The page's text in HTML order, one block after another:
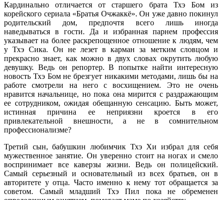
Кардинально отличается от старшего брата Тхэ Бом из
корейского сериала «Братья Очжаккё». Он уже давно покинул
родительский дом, предпочтя всего лишь иногда
наведываться в гости. Да и избранная парнем профессия
указывает на более раскрепощенное отношение к людям, чем
у Тхэ Сика. Он не лезет в карман за метким словцом и
прекрасно знает, как можно в двух словах окрутить любую
девушку. Ведь он репортер. В попытке найти интересную
новость Тхэ Бом не брезгует никакими методами, лишь бы на
работе смотрели на него с восхищением. Это не очень
нравится начальнице, но пока она мирится с раздражающим
ее сотрудником, ожидая обещанную сенсацию. Быть может,
истинная причина ее неприязни кроется в его
привлекательной внешности, а не в сомнительном
профессионализме?
Третий сын, бабушкин любимчик Тхэ Хи избрал для себя
мужественное занятие. Он уверенно стоит на ногах и смело
воспринимает все каверзы жизни. Ведь он полицейский.
Самый серьезный и основательный из всех братьев, он в
авторитете у отца. Часто именно к нему тот обращается за
советом. Самый младший Тхэ Пил пока не обременен